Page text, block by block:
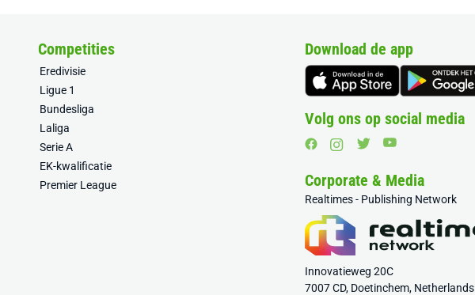
Competities
Eredivisie
Ligue 1
Bundesliga
Laliga
Serie A
EK-kwalificatie
Premier League
Download de app
Volg ons op social media
Corporate & Media
Realtimes - Publishing Network
Innovatieweg 20C
7007 CD, Doetinchem, Netherlands